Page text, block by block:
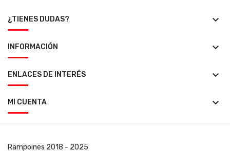
¿TIENES DUDAS? keyboard_arrow_down
INFORMACIÓN keyboard_arrow_down
ENLACES DE INTERÉS keyboard_arrow_down
MI CUENTA keyboard_arrow_down
Rampoines 2018 - 2025